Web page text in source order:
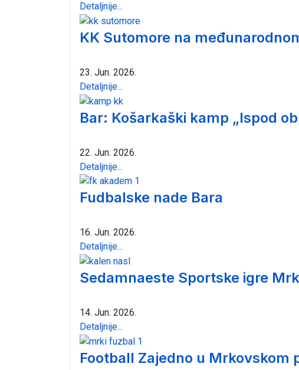
Detaljnije...
KK Sutomore na
23. Jun. 2026.
Detaljnije...
Bar: Košarkaški kamp „Ispod
22. Jun. 2026.
Detaljnije...
Fudbalske nade Bara
16. Jun. 2026.
Detaljnije...
Sedamnaeste Sportske igre
14. Jun. 2026.
Detaljnije...
Football Zajedno u Mrkovskom